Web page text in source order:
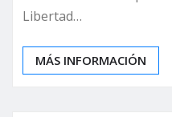
Libertad…
MÁS INFORMACIÓN